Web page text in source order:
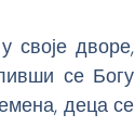
своје дворе,
се Богу
деца се